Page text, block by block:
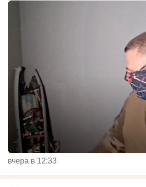
вчера в 12:33